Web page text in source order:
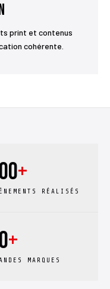
print et contenus
cohérente.
+
RÉALISÉS
+
MARQUES